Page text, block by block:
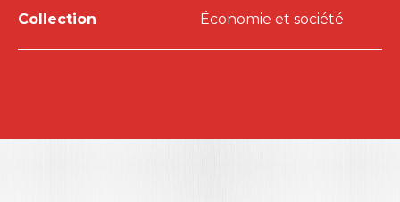
Collection Économie et société